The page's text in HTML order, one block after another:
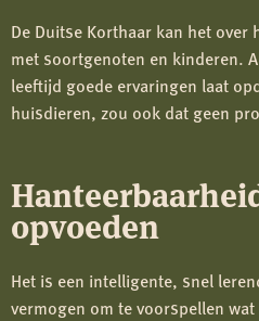
De Duitse Korthaar kan het over
met soortgenoten en kinderen.
leeftijd goede ervaringen laat
huisdieren, zou ook dat geen
opvoeden
Het is een intelligente, snel
vermogen om te voorspellen